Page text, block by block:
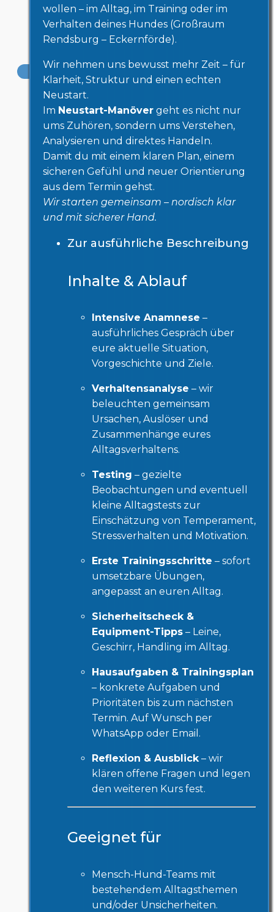
Kontakt
Recht
wollen – im Alltag, im Training oder im
Verhalten deines Hundes (Großraum
Rendsburg – Eckernförde).
Wir nehmen uns bewusst mehr Zeit – für
Klarheit, Struktur und einen echten
Neustart.
Im Neustart-Manöver geht es nicht nur
ums Zuhören, sondern ums Verstehen,
Analysieren und direktes Handeln.
Damit du mit einem klaren Plan, einem
sicheren Gefühl und neuer Orientierung
aus dem Termin gehst.
Wir starten gemeinsam – nordisch klar
und mit sicherer Hand.
Zur ausführliche Beschreibung
Inhalte & Ablauf
Intensive Anamnese –
ausführliches Gespräch über
eure aktuelle Situation,
Vorgeschichte und Ziele.
Verhaltensanalyse – wir
beleuchten gemeinsam
Ursachen, Auslöser und
Zusammenhänge eures
Alltagsverhaltens.
Testing – gezielte
Beobachtungen und eventuell
kleine Alltagstests zur
Einschätzung von Temperament,
Stressverhalten und Motivation.
Erste Trainingsschritte – sofort
umsetzbare Übungen,
angepasst an euren Alltag.
Sicherheitscheck &
Equipment-Tipps – Leine,
Geschirr, Handling im Alltag.
Hausaufgaben & Trainingsplan
– konkrete Aufgaben und
Prioritäten bis zum nächsten
Termin. Auf Wunsch per
WhatsApp oder Email.
Reflexion & Ausblick– wir
klären offene Fragen und legen
den weiteren Kurs fest.
Geeignet für
Mensch-Hund-Teams mit
bestehendem Alltagsthemen
und/oder Unsicherheiten.